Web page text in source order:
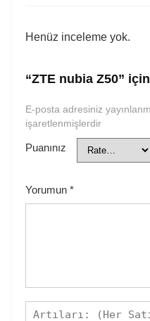
Henüz inceleme yok.
“ZTE nubia Z50”
E-posta adresiniz
işaretlenmişlerdir
Puanınız
Yorumun *